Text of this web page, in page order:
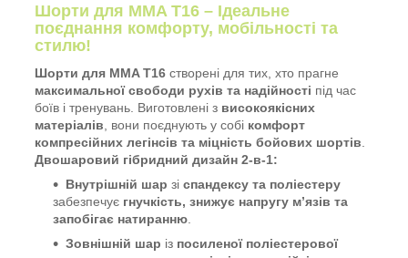
Шорти для MMA T16 – Ідеальне
поєднання комфорту, мобільності та
стилю!
Шорти для MMA T16 створені для тих, хто прагне
максимальної свободи рухів та надійності під час
боїв і тренувань. Виготовлені з високоякісних
матеріалів , вони поєднують у собі комфорт
компресійних легінсів та міцність бойових шортів
Двошаровий гібридний дизайн 2-в-1:
Внутрішній шар зі спандексу та поліестеру
забезпечує гнучкість, знижує напругу м’язів та
запобігає натиранню
Зовнішній шар із посиленої поліестерової